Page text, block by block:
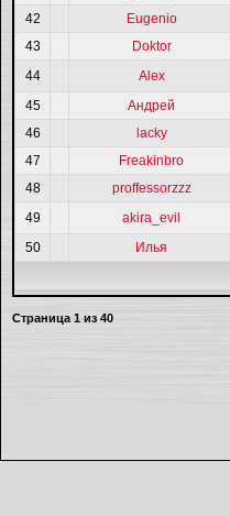
42
Eugenio
43
Doktor
44
Alex
45
Андрей
46
lacky
47
Freakinbro
48
proffessorzzz
49
akira_evil
50
Илья
Страница 1 из 40